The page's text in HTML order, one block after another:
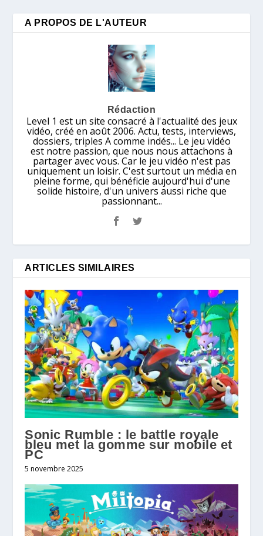
A PROPOS DE L'AUTEUR
Rédaction
Level 1 est un site consacré à l'actualité des jeux
vidéo, créé en août 2006. Actu, tests, interviews,
dossiers, triples A comme indés... Le jeu vidéo
est notre passion, que nous nous attachons à
partager avec vous. Car le jeu vidéo n'est pas
uniquement un loisir. C'est surtout un média en
pleine forme, qui bénéficie aujourd'hui d'une
solide histoire, d'un univers aussi riche que
passionnant...
ARTICLES SIMILAIRES
Sonic Rumble : le battle royale
bleu met la gomme sur mobile et
PC
5 novembre 2025